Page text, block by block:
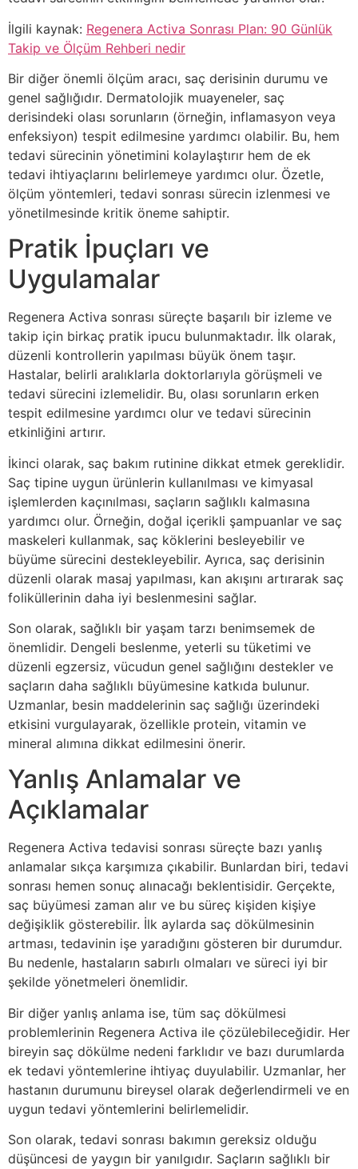
İlgili kaynak: Regenera Activa Sonrası Plan: 90 Günlük
Takip ve Ölçüm Rehberi nedir
Bir diğer önemli ölçüm aracı, saç derisinin durumu ve
genel sağlığıdır. Dermatolojik muayeneler, saç
derisindeki olası sorunların (örneğin, inflamasyon veya
enfeksiyon) tespit edilmesine yardımcı olabilir. Bu, hem
tedavi sürecinin yönetimini kolaylaştırır hem de ek
tedavi ihtiyaçlarını belirlemeye yardımcı olur. Özetle,
ölçüm yöntemleri, tedavi sonrası sürecin izlenmesi ve
yönetilmesinde kritik öneme sahiptir.
Pratik İpuçları ve
Uygulamalar
Regenera Activa sonrası süreçte başarılı bir izleme ve
takip için birkaç pratik ipucu bulunmaktadır. İlk olarak,
düzenli kontrollerin yapılması büyük önem taşır.
Hastalar, belirli aralıklarla doktorlarıyla görüşmeli ve
tedavi sürecini izlemelidir. Bu, olası sorunların erken
tespit edilmesine yardımcı olur ve tedavi sürecinin
etkinliğini artırır.
İkinci olarak, saç bakım rutinine dikkat etmek gereklidir.
Saç tipine uygun ürünlerin kullanılması ve kimyasal
işlemlerden kaçınılması, saçların sağlıklı kalmasına
yardımcı olur. Örneğin, doğal içerikli şampuanlar ve saç
maskeleri kullanmak, saç köklerini besleyebilir ve
büyüme sürecini destekleyebilir. Ayrıca, saç derisinin
düzenli olarak masaj yapılması, kan akışını artırarak saç
foliküllerinin daha iyi beslenmesini sağlar.
Son olarak, sağlıklı bir yaşam tarzı benimsemek de
önemlidir. Dengeli beslenme, yeterli su tüketimi ve
düzenli egzersiz, vücudun genel sağlığını destekler ve
saçların daha sağlıklı büyümesine katkıda bulunur.
Uzmanlar, besin maddelerinin saç sağlığı üzerindeki
etkisini vurgulayarak, özellikle protein, vitamin ve
mineral alımına dikkat edilmesini önerir.
Yanlış Anlamalar ve
Açıklamalar
Regenera Activa tedavisi sonrası süreçte bazı yanlış
anlamalar sıkça karşımıza çıkabilir. Bunlardan biri, tedavi
sonrası hemen sonuç alınacağı beklentisidir. Gerçekte,
saç büyümesi zaman alır ve bu süreç kişiden kişiye
değişiklik gösterebilir. İlk aylarda saç dökülmesinin
artması, tedavinin işe yaradığını gösteren bir durumdur.
Bu nedenle, hastaların sabırlı olmaları ve süreci iyi bir
şekilde yönetmeleri önemlidir.
Bir diğer yanlış anlama ise, tüm saç dökülmesi
problemlerinin Regenera Activa ile çözülebileceğidir. Her
bireyin saç dökülme nedeni farklıdır ve bazı durumlarda
ek tedavi yöntemlerine ihtiyaç duyulabilir. Uzmanlar, her
hastanın durumunu bireysel olarak değerlendirmeli ve en
uygun tedavi yöntemlerini belirlemelidir.
Son olarak, tedavi sonrası bakımın gereksiz olduğu
düşüncesi de yaygın bir yanılgıdır. Saçların sağlıklı bir